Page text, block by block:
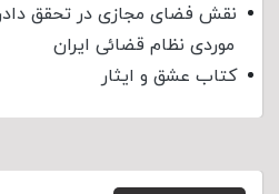
نقش فضای مجازی در تحقق
موردی نظام قضائی ایران
کتاب عشق و ایثار